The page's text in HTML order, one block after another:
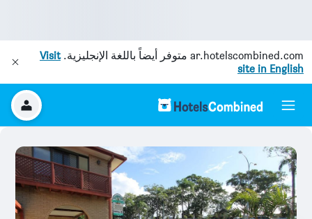
ar.hotelscombined.com متوفر أيضاً باللغة الإنجليزية.Visit
site in English